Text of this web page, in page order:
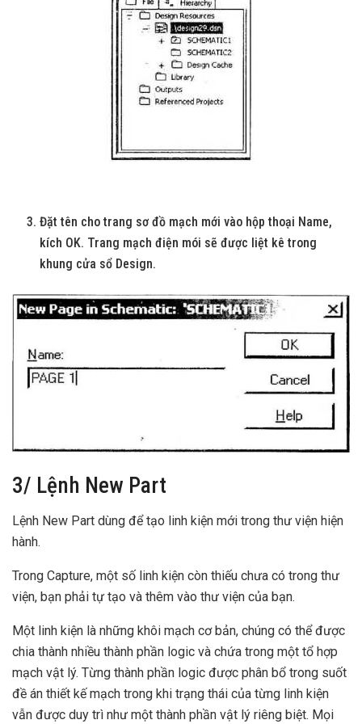
Đặt tên cho trang sơ đồ mạch mới vào hộp thoại Name,
kích OK. Trang mạch điện mói sẽ được liệt kê trong
khung cửa sổ Design.
3/ Lệnh New Part
Lệnh New Part dùng để tạo linh kiện mới trong thư viện hiện
hành.
Trong Capture, một số linh kiện còn thiếu chưa có trong thư
viện, bạn phải tự tạo và thêm vào thư viện của bạn.
Một linh kiện là những khôi mạch cơ bản, chúng có thể được
chia thành nhiều thành phần logic và chứa trong một tổ hợp
mạch vật lý. Từng thành phần logic được phân bổ trong suốt
đề án thiết kế mạch trong khi trạng thái của từng linh kiện
vẫn được duy trì như một thành phần vật lý riêng biệt. Mọi